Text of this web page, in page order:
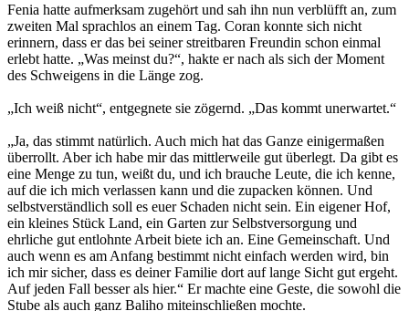
Fenia hatte aufmerksam zugehört und sah ihn nun verblüfft an, zum
zweiten Mal sprachlos an einem Tag. Coran konnte sich nicht
erinnern, dass er das bei seiner streitbaren Freundin schon einmal
erlebt hatte. „Was meinst du?“, hakte er nach als sich der Moment
des Schweigens in die Länge zog.
„Ich weiß nicht“, entgegnete sie zögernd. „Das kommt unerwartet.“
„Ja, das stimmt natürlich. Auch mich hat das Ganze einigermaßen
überrollt. Aber ich habe mir das mittlerweile gut überlegt. Da gibt es
eine Menge zu tun, weißt du, und ich brauche Leute, die ich kenne,
auf die ich mich verlassen kann und die zupacken können. Und
selbstverständlich soll es euer Schaden nicht sein. Ein eigener Hof,
ein kleines Stück Land, ein Garten zur Selbstversorgung und
ehrliche gut entlohnte Arbeit biete ich an. Eine Gemeinschaft. Und
auch wenn es am Anfang bestimmt nicht einfach werden wird, bin
ich mir sicher, dass es deiner Familie dort auf lange Sicht gut ergeht.
Auf jeden Fall besser als hier.“ Er machte eine Geste, die sowohl die
Stube als auch ganz Baliho miteinschließen mochte.